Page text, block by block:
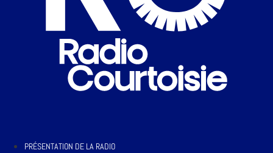
PRÉSENTATION DE LA RADIO